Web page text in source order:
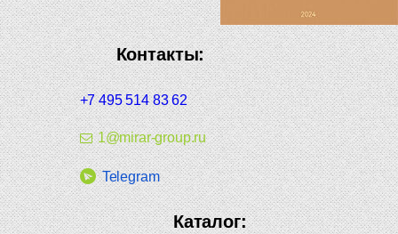
Контакты:
+7 495 514 83 62
1@mirar-group.ru
Telegram
Каталог: